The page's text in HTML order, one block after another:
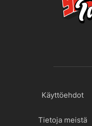
Käyttöehdot
Tietoja meistä